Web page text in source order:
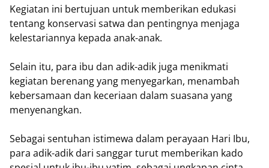
Kegiatan ini bertujuan untuk memberikan edukasi
tentang konservasi satwa dan pentingnya menjaga
kelestariannya kepada anak-anak.
Selain itu, para ibu dan adik-adik juga menikmati
kegiatan berenang yang menyegarkan, menambah
kebersamaan dan keceriaan dalam suasana yang
menyenangkan.
Sebagai sentuhan istimewa dalam perayaan Hari Ibu,
para adik-adik dari sanggar turut memberikan kado